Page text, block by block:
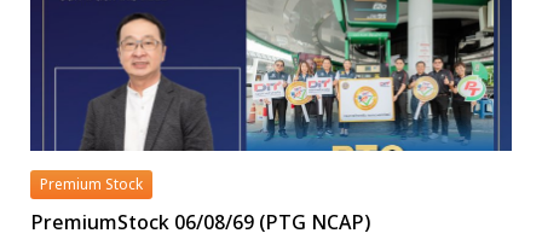
Premium Stock
PremiumStock 06/08/69 (PTG NCAP)